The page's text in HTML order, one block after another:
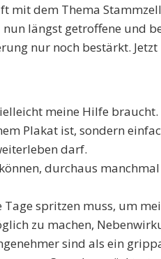
mit dem Thema
längst getroffene und
nur noch bestärkt. Jetzt
meine Hilfe braucht.
Plakat ist, sondern
darf.
durchaus
spritzen muss, um
zu machen,
sind als ein